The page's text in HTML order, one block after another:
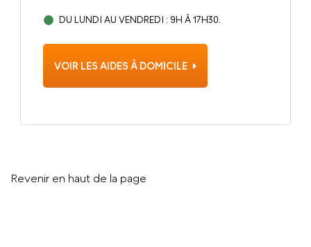
DU LUNDI AU VENDREDI : 9H À 17H30.
VOIR LES AIDES À DOMICILE
Revenir en haut de la page